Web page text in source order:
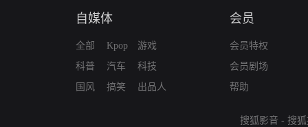
自媒体
全部
科普
国风
Kpop
汽车
搞笑
游戏
科技
出品人
会员
会员特权
会员剧场
帮助
搜狐影音 - 搜